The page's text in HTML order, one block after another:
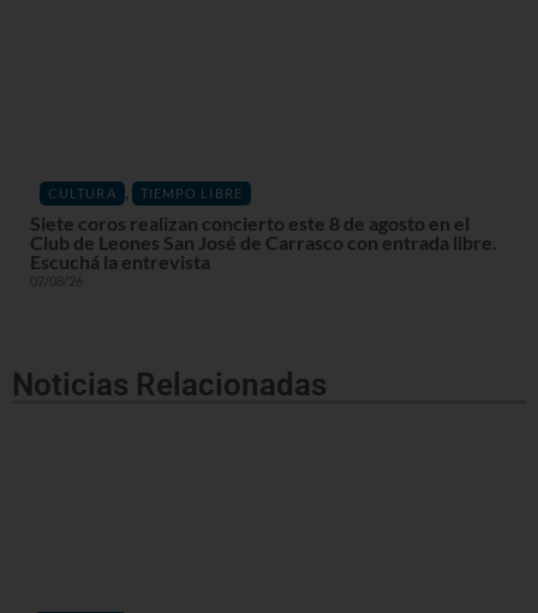
CULTURA , TIEMPO LIBRE
Siete coros realizan concierto este 8 de agosto en el
Club de Leones San José de Carrasco con entrada libre.
Escuchá la entrevista
07/08/26
Noticias Relacionadas